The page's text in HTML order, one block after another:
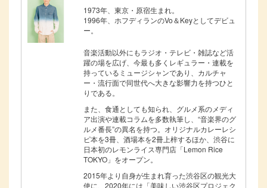
1973年、東京・原宿生まれ。
1996年、ホフディランのVo＆Keyとしてデビュ
ー。
音楽活動以外にもラジオ・テレビ・雑誌など活
躍の場を広げ、今最も多くレギュラー・連載を
持っているミュージシャンであり、カルチャ
ー・流行面で同世代へ大きな影響力を持つひと
りである。
また、食通としても知られ、グルメ系のメディ
ア出演や連載コラムを多数執筆し、“音楽界のグ
ルメ番長”の異名を持つ。オリジナルカレーレシ
ピ本を3冊、酒場本を2冊上梓するほか、渋谷に
日本初のレモンライス専門店「Lemon Rice
TOKYO」をオープン。
2015年より自身が生まれ育った渋谷区の観光大
使に、2020年には「美味しい渋谷区プロジェク